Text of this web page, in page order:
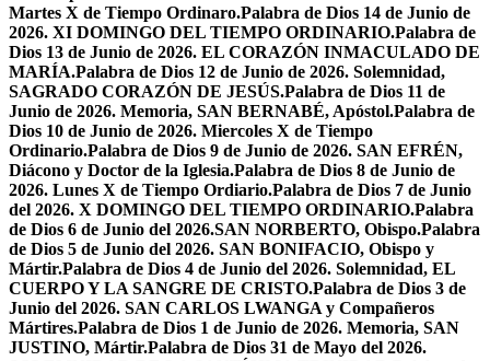
Martes X de Tiempo Ordinaro.Palabra de Dios 14 de Junio de
2026. XI DOMINGO DEL TIEMPO ORDINARIO.Palabra de
Dios 13 de Junio de 2026. EL CORAZÓN INMACULADO DE
MARÍA.Palabra de Dios 12 de Junio de 2026. Solemnidad,
SAGRADO CORAZÓN DE JESÚS.Palabra de Dios 11 de
Junio de 2026. Memoria, SAN BERNABÉ, Apóstol.Palabra de
Dios 10 de Junio de 2026. Miercoles X de Tiempo
Ordinario.Palabra de Dios 9 de Junio de 2026. SAN EFRÉN,
Diácono y Doctor de la Iglesia.Palabra de Dios 8 de Junio de
2026. Lunes X de Tiempo Ordiario.Palabra de Dios 7 de Junio
del 2026. X DOMINGO DEL TIEMPO ORDINARIO.Palabra
de Dios 6 de Junio del 2026.SAN NORBERTO, Obispo.Palabra
de Dios 5 de Junio del 2026. SAN BONIFACIO, Obispo y
Mártir.Palabra de Dios 4 de Junio del 2026. Solemnidad, EL
CUERPO Y LA SANGRE DE CRISTO.Palabra de Dios 3 de
Junio del 2026. SAN CARLOS LWANGA y Compañeros
Mártires.Palabra de Dios 1 de Junio de 2026. Memoria, SAN
JUSTINO, Mártir.Palabra de Dios 31 de Mayo del 2026.